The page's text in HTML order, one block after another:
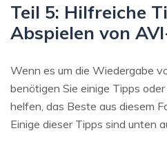
Teil 5: Hilfreiche
Abspielen von
Wenn es um die Wiedergabe
benötigen Sie einige Tipps
helfen, das Beste aus diesem
Einige dieser Tipps sind unten